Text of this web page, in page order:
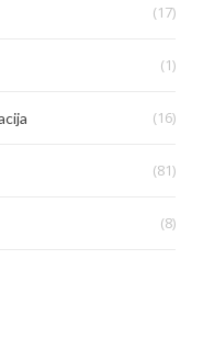
(17)
(1)
(16)
(81)
(8)